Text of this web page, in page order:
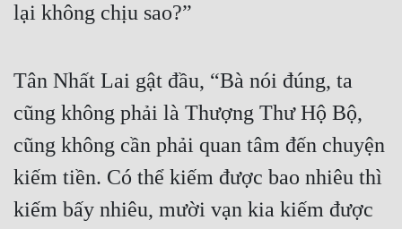
lại không chịu sao?”
Tân Nhất Lai gật đầu, “Bà nói đúng, ta
cũng không phải là Thượng Thư Hộ Bộ,
cũng không cần phải quan tâm đến chuyện
kiếm tiền. Có thể kiếm được bao nhiêu thì
kiếm bấy nhiêu, mười vạn kia kiếm được